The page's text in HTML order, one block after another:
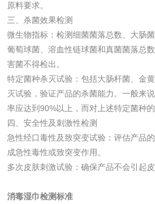
原料要求。
三、杀菌效果检测
微生物指标：检测细菌菌落总数、大肠
葡萄球菌、溶血性链球菌和真菌菌落总
害菌不得检出。
特定菌种杀灭试验：包括大肠杆菌、金
灭试验，验证产品的杀菌能力。一般来
率应达到90%以上，而对上述特定菌种
四、安全性及刺激性检测
急性经口毒性及致突变试验：评估产品
成急性毒性或致突变作用。
多次皮肤刺激试验：确保产品不会引起
消毒湿巾检测标准
化工原料检测
工业用氯化铵检
颜料油墨